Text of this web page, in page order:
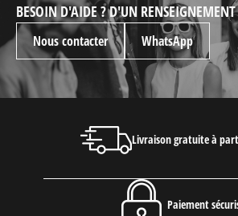
BESOIN D'AIDE ? D'UN
Nous contacter WhatsApp
Livraison gratuite à
Paiement